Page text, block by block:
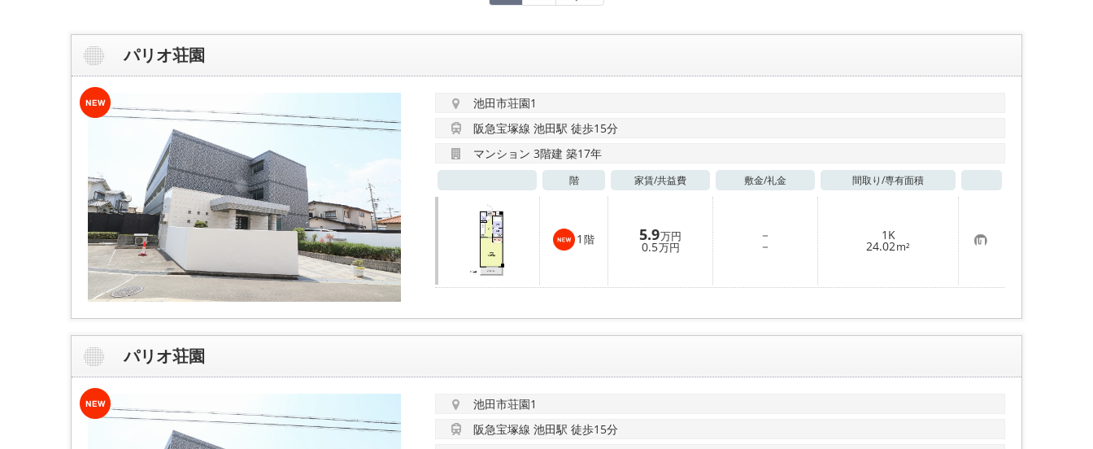
パリオ荘園
池田市荘園1
阪急宝塚線 池田駅 徒歩15分
マンション 3階建 築17年
階 家賃/共益費 敷金/礼金 間取り/専有面積
1 階 5.9万円
0.5万円
－
－
1K
24.02m² お
気
に
入
り
パリオ荘園
池田市荘園1
阪急宝塚線 池田駅 徒歩15分